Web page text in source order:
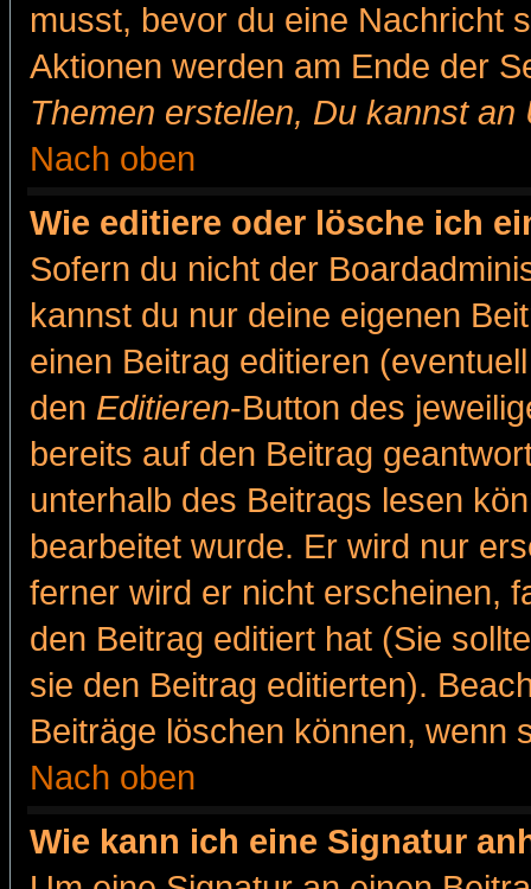
musst, bevor du eine Nachricht
Aktionen werden am Ende der
Themen erstellen, Du kannst
Nach oben
Wie editiere oder lösche ich
Sofern du nicht der
kannst du nur deine eigenen
einen Beitrag editieren
den Editieren-Button des
bereits auf den Beitrag
unterhalb des Beitrags lesen
bearbeitet wurde. Er wird nur
ferner wird er nicht erscheinen,
den Beitrag editiert hat (Sie
sie den Beitrag editierten).
Beiträge löschen können, wenn
Nach oben
Wie kann ich eine Signatur